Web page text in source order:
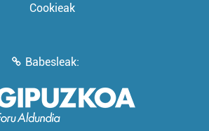
Cookieak
Babesleak: